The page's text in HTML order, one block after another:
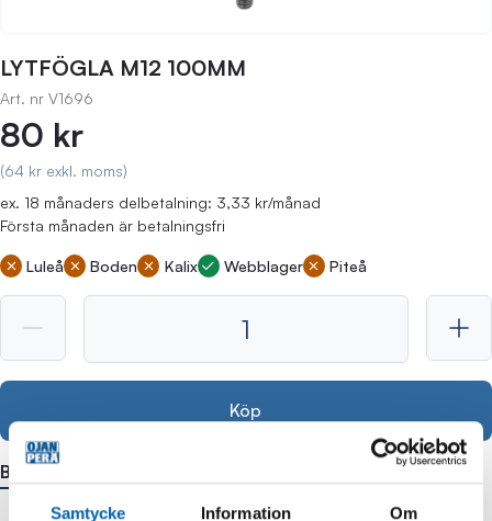
Samtycke Information Om
LYTFÖGLA M12 100MM
Art. nr V1696
80 kr
(64 kr exkl. moms)
ex. 18 månaders delbetalning: 3,33 kr/månad
Första månaden är betalningsfri
Luleå Boden Kalix Webblager Piteå
Köp
Beskrivning